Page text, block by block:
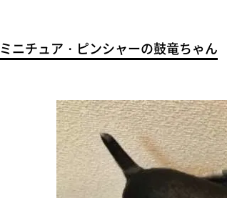
ミニチュア・ピンシャーの鼓竜ちゃん